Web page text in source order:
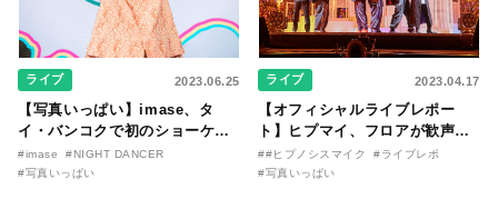
ライブ 2023.06.25
【写真いっぱい】imase、タ
イ・バンコクで初のショーケー
スイベントを開催！ 「NIGHT
DANCER」サビではオーディエ
#imase
#NIGHT DANCER
#写真いっぱい
ライブ 2023.04.17
【オフィシャルライブレポー
ト】ヒプマイ、フロアが歓声で
揺れた！ 白熱の「ヒプマイ
9thライブ」Day2をレポート
##ヒプノシスマイク
#ライブレポ
#写真いっぱい